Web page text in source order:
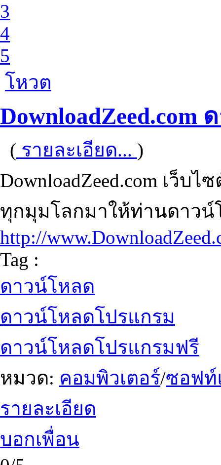
3
4
5
โหวต
DownloadZeed.com
( รายละเอียด... )
DownloadZeed.com เว็บ
ทุกมุมโลกมาให้ท่านดาว
http://
Tag :
ดาวน์โหลด
ดาวน์โหลดโปรแกรม
ดาวน์โหลดโปรแกรมฟรี
หมวด: คอมพิวเตอร์/ซอฟท์
รายละเอียด
บอกเพื่อน